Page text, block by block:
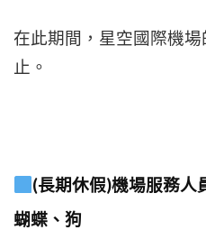
在此期間，星空國際機
止。
(長期休假)機場服務人
蝴蝶、狗